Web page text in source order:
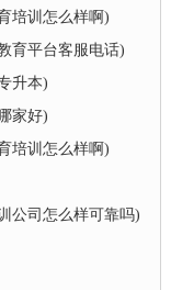
培训怎么样啊)
育平台客服电话)
升本)
家好)
培训怎么样啊)
公司怎么样可靠吗)